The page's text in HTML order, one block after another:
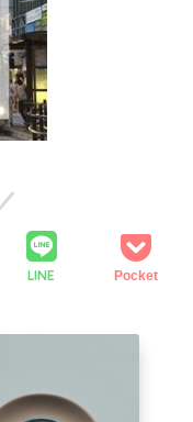
LINE Pocket